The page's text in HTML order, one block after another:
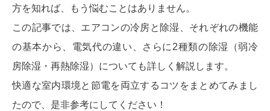
方を知れば、もう悩むことはありません。
この記事では、エアコンの冷房と除湿、それぞれの機能
の基本から、電気代の違い、さらに2種類の除湿（弱冷
房除湿・再熱除湿）についても詳しく解説します。
快適な室内環境と節電を両立するコツをまとめてみまし
たので、是非参考にしてください！